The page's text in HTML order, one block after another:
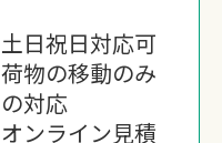
土日祝日対応可
荷物の移動のみ
の対応
オンライン見積